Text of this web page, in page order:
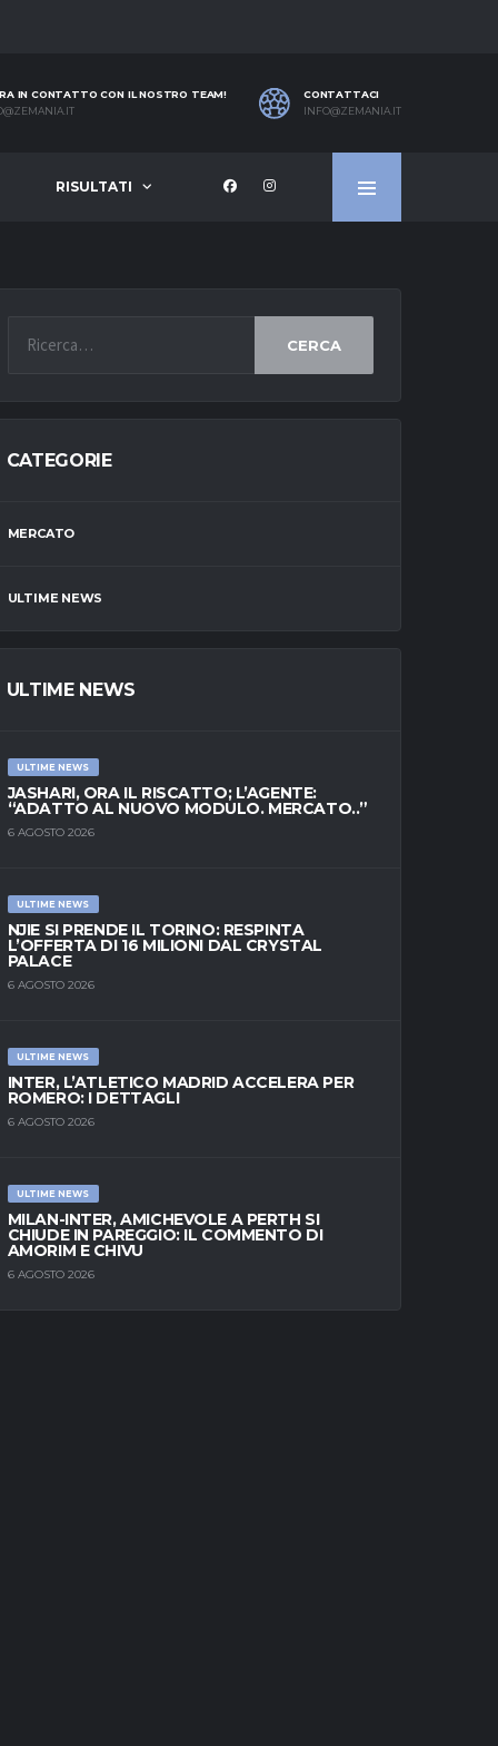
IN CONTATTO CON IL NOSTRO TEAM!
CONTATTACI
INFO@ZEMANIA.IT
RISULTATI
CERCA
CATEGORIE
MERCATO
ULTIME NEWS
ULTIME NEWS
ULTIME NEWS
JASHARI, ORA IL RISCATTO; L’AGENTE:
“ADATTO AL NUOVO MODULO. MERCATO..”
6 AGOSTO 2026
ULTIME NEWS
NJIE SI PRENDE IL TORINO: RESPINTA
L’OFFERTA DI 16 MILIONI DAL CRYSTAL
PALACE
6 AGOSTO 2026
ULTIME NEWS
INTER, L’ATLETICO MADRID ACCELERA PER
ROMERO: I DETTAGLI
6 AGOSTO 2026
ULTIME NEWS
MILAN-INTER, AMICHEVOLE A PERTH SI
CHIUDE IN PAREGGIO: IL COMMENTO DI
AMORIM E CHIVU
6 AGOSTO 2026